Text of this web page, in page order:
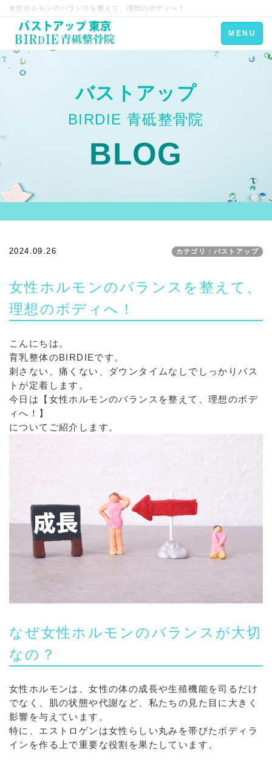
女性ホルモンのバランスを整えて、理想のボディへ！
Toggle
navigation
MENU
バストアップ
BIRDIE 青砥整骨院
BLOG
2024.09.26 カテゴリ：バストアップ
女性ホルモンのバランスを整えて、
理想のボディへ！
こんにちは。
育乳整体のBIRDIEです。
刺さない、痛くない、ダウンタイムなしでしっかりバス
トが定着します。
今日は【女性ホルモンのバランスを整えて、理想のボデ
ィへ！】
についてご紹介します。
なぜ女性ホルモンのバランスが大切
なの？
女性ホルモンは、女性の体の成長や生殖機能を司るだけ
でなく、肌の状態や代謝など、私たちの見た目に大きく
影響を与えています。
特に、エストロゲンは女性らしい丸みを帯びたボディラ
インを作る上で重要な役割を果たしています。